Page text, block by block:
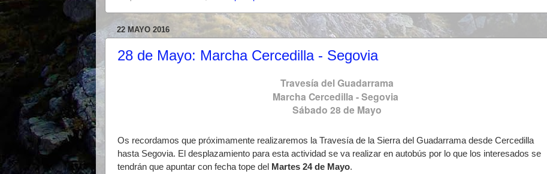
22 MAYO 2016
28 de Mayo: Marcha Cercedilla - Segovia
Travesía del Guadarrama
Marcha Cercedilla - Segovia
Sábado 28 de Mayo
Os recordamos que próximamente realizaremos la Travesía de la Sierra del Guadarrama desde Cercedilla
hasta Segovia. El desplazamiento para esta actividad se va realizar en autobús por lo que los interesados se
tendrán que apuntar con fecha tope del Martes 24 de Mayo.